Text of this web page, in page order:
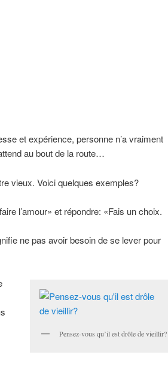
et expérience, personne n’a vraiment
au bout de la route…
vieux. Voici quelques exemples?
l’amour» et répondre: «Fais un choix.
ne pas avoir besoin de se lever pour
Pensez-vous qu’il est drôle de vieillir?